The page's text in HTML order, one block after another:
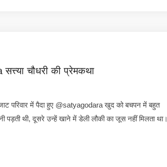
चौधरी की प्रेमकथा
परिवार में पैदा हुए @satyagodara खुद को बचपन में बहुत
थी, दूसरे उन्हें खाने में डेली लौकी का जूस नहीं मिलता था।